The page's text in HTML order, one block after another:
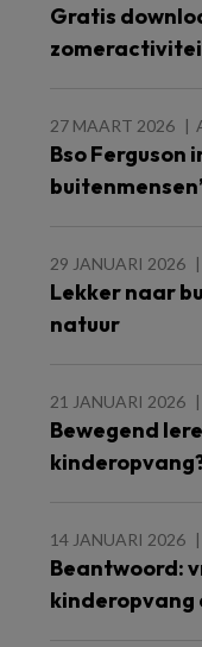
Gratis
27 MAART 2026
Bso Ferguson
buitenmensen’
29 JANUARI 2026
Lekker naar
natuur
21 JANUARI 2026
Bewegend
14 JANUARI 2026
Beantwoord:
kinderopvang